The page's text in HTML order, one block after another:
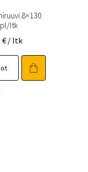
8×130
ltk
€ / ltk